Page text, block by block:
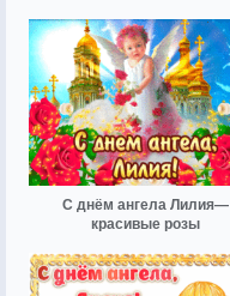
С днём ангела Лилия—
красивые розы